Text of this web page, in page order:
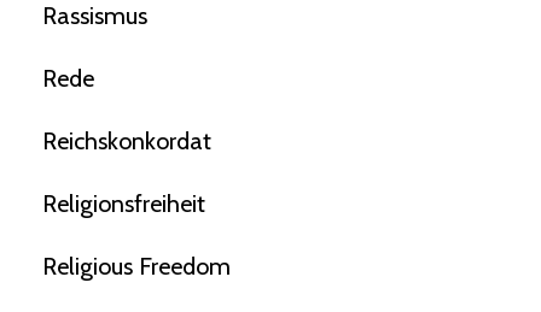
Rassismus
Rede
Reichskonkordat
Religionsfreiheit
Religious Freedom